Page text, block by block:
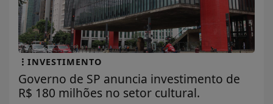
INVESTIMENTO
Governo de SP anuncia investimento de
R$ 180 milhões no setor cultural.